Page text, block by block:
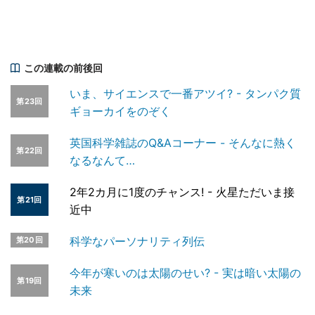
この連載の前後回
第23回
いま、サイエンスで一番アツイ? - タンパク質
ギョーカイをのぞく
第22回
英国科学雑誌のQ&Aコーナー - そんなに熱く
なるなんて…
第21回
2年2カ月に1度のチャンス! - 火星ただいま接
近中
第20回 科学なパーソナリティ列伝
第19回
今年が寒いのは太陽のせい? - 実は暗い太陽の
未来